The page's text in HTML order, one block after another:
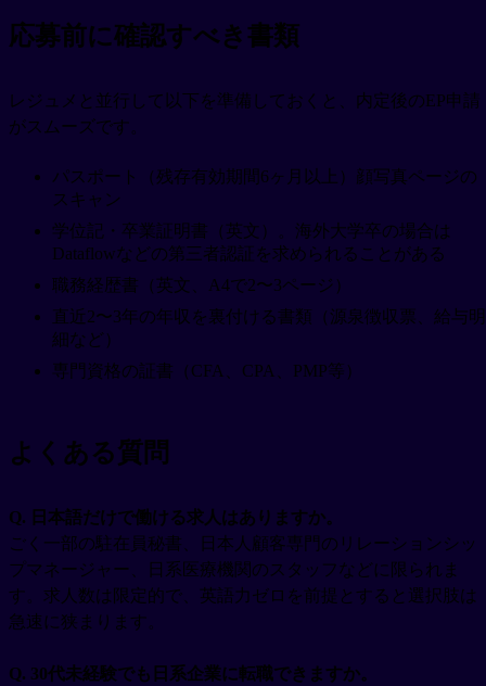
応募前に確認すべき書類
レジュメと並行して以下を準備しておくと、内定後のEP申請
がスムーズです。
パスポート（残存有効期間6ヶ月以上）顔写真ページの
スキャン
学位記・卒業証明書（英文）。海外大学卒の場合は
Dataflowなどの第三者認証を求められることがある
職務経歴書（英文、A4で2〜3ページ）
直近2〜3年の年収を裏付ける書類（源泉徴収票、給与明
細など）
専門資格の証書（CFA、CPA、PMP等）
よくある質問
Q. 日本語だけで働ける求人はありますか。
ごく一部の駐在員秘書、日本人顧客専門のリレーションシッ
プマネージャー、日系医療機関のスタッフなどに限られま
す。求人数は限定的で、英語力ゼロを前提とすると選択肢は
急速に狭まります。
Q. 30代未経験でも日系企業に転職できますか。